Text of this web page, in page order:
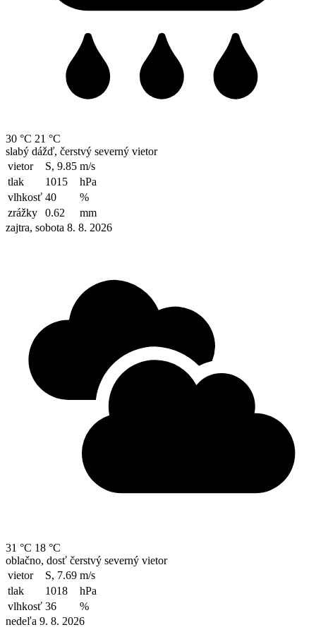
30 °C 21 °C
slabý dážď, čerstvý severný vietor
vietor
S, 9.85 m/s
tlak
1015
hPa
vlhkosť 40
%
zrážky
0.62
mm
zajtra, sobota 8. 8. 2026
31 °C 18 °C
oblačno, dosť čerstvý severný vietor
vietor
S, 7.69 m/s
tlak
1018
hPa
vlhkosť 36
%
nedeľa 9. 8. 2026